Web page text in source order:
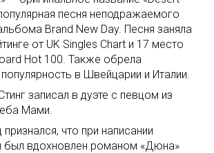
песня неподражаемого
Brand New Day. Песня заняла
от UK Singles Chart и 17 место
Hot 100. Также обрела
в Швейцарии и Италии.
записал в дуэте с певцом из
Мами.
что при написании
был вдохновлен романом «Дюна»